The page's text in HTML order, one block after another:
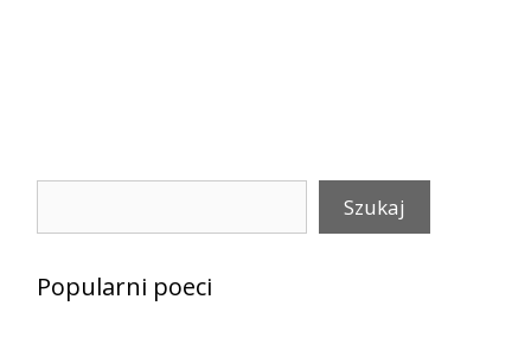
Szukaj
Popularni poeci